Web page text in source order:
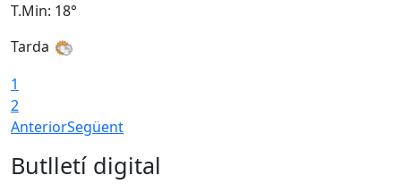
T.Min: 18°
Tarda
1
2
AnteriorSegüent
Butlletí digital